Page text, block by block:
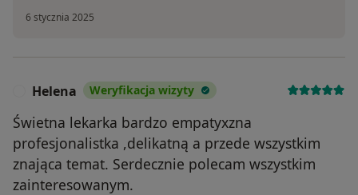
6 stycznia 2025
Helena Weryfikacja wizyty
Świetna lekarka bardzo empatyxzna
profesjonalistka ,delikatną a przede wszystkim
znająca temat. Serdecznie polecam wszystkim
zainteresowanym.